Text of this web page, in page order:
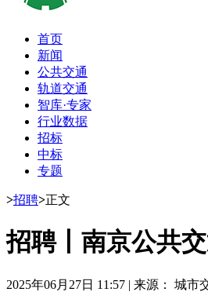
首页
新闻
公共交通
轨道交通
智库·专家
行业数据
招标
中标
专题
>招聘>正文
招聘丨南京公共
2025年06月27日 11:57 | 来源： 城市